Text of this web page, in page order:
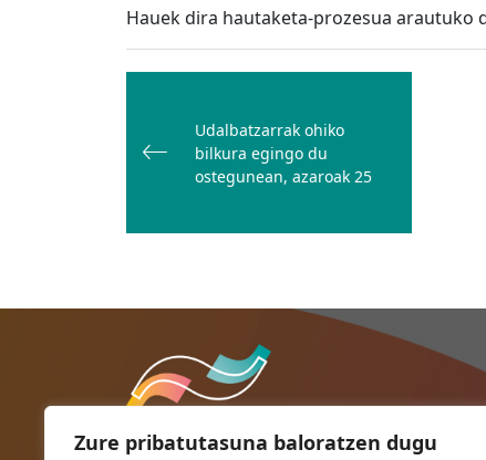
Zure pribatutasuna baloratzen dugu
Hauek dira hautaketa-prozesua arautuko
Bidalketetan
zehar
nabigatu
Udalbatzarrak ohiko
bilkura egingo du
ostegunean, azaroak 25